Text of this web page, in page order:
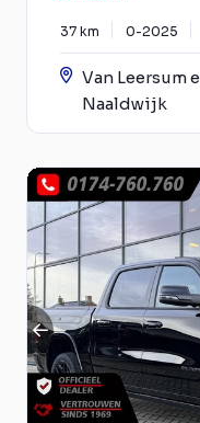
37 km 0-2025
Van Leersum
Naaldwijk